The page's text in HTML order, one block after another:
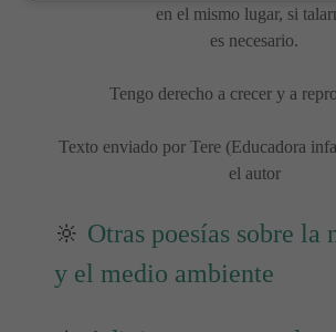
en el mismo lugar, si
es necesario.
Tengo derecho a crecer y a
Texto enviado por Tere (Educadora
el autor
🔆 Otras poesías sobre la
y el medio ambiente